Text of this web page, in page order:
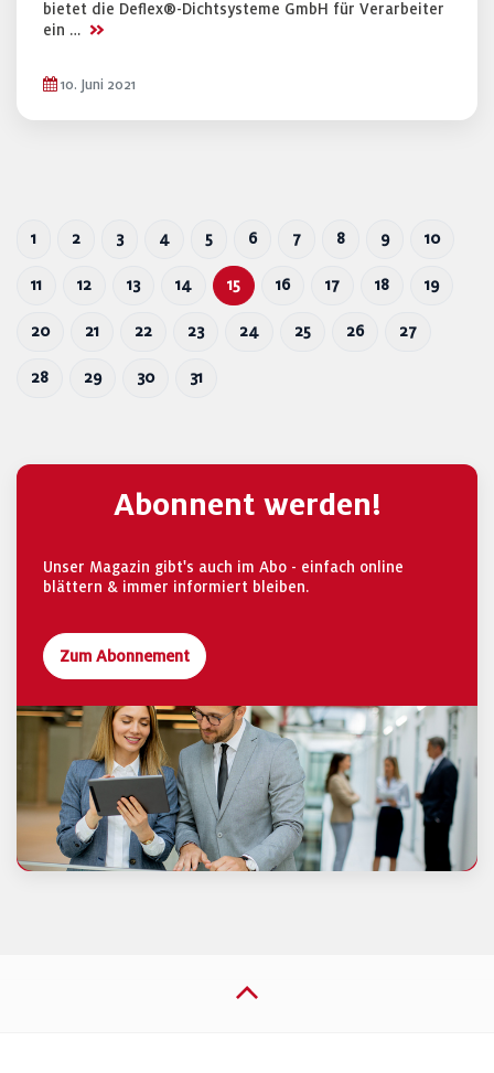
bietet die Deflex®-Dichtsysteme GmbH für Verarbeiter
ein … >>
10. Juni 2021
1 2 3 4 5 6 7 8 9 10
11 12 13 14 15 16 17 18 19
20 21 22 23 24 25 26 27
28 29 30 31
Abonnent werden!
Unser Magazin gibt's auch im Abo - einfach online
blättern & immer informiert bleiben.
Zum Abonnement